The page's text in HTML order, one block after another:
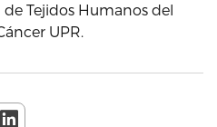
Tejidos Humanos del
UPR.